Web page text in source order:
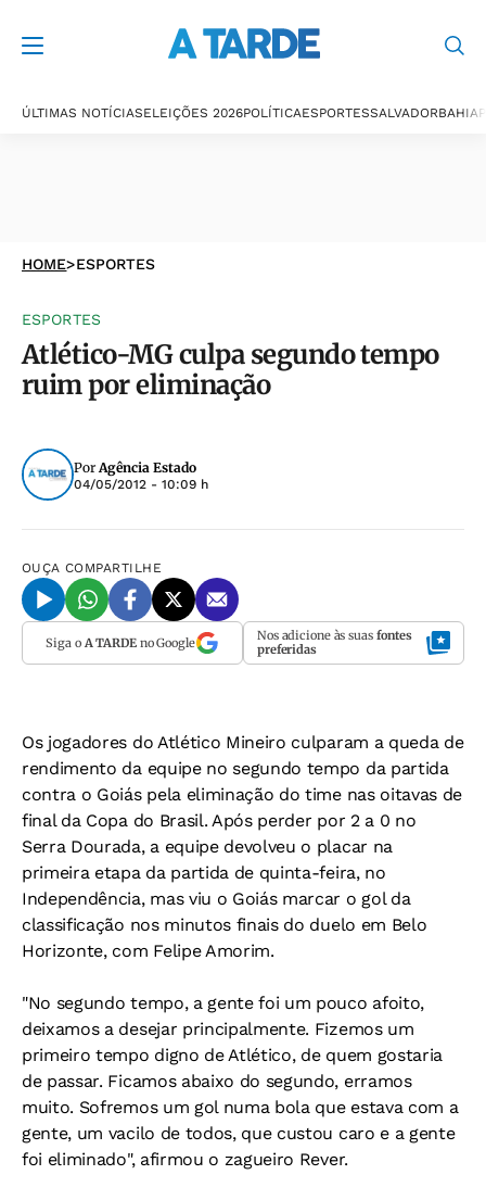
ÚLTIMAS NOTÍCIASELEIÇÕES 2026POLÍTICAESPORTESSALVADORBAHIA
HOME>ESPORTES
ESPORTES
Atlético-MG culpa segundo tempo
ruim por eliminação
PorAgência Estado
04/05/2012 - 10:09 h
OUÇA COMPARTILHE
Siga o A TARDEno Google Nos adicione às suas fontes
preferidas
Os jogadores do Atlético Mineiro culparam a queda de
rendimento da equipe no segundo tempo da partida
contra o Goiás pela eliminação do time nas oitavas de
final da Copa do Brasil. Após perder por 2 a 0 no
Serra Dourada, a equipe devolveu o placar na
primeira etapa da partida de quinta-feira, no
Independência, mas viu o Goiás marcar o gol da
classificação nos minutos finais do duelo em Belo
Horizonte, com Felipe Amorim.
"No segundo tempo, a gente foi um pouco afoito,
deixamos a desejar principalmente. Fizemos um
primeiro tempo digno de Atlético, de quem gostaria
de passar. Ficamos abaixo do segundo, erramos
muito. Sofremos um gol numa bola que estava com a
gente, um vacilo de todos, que custou caro e a gente
foi eliminado", afirmou o zagueiro Rever.